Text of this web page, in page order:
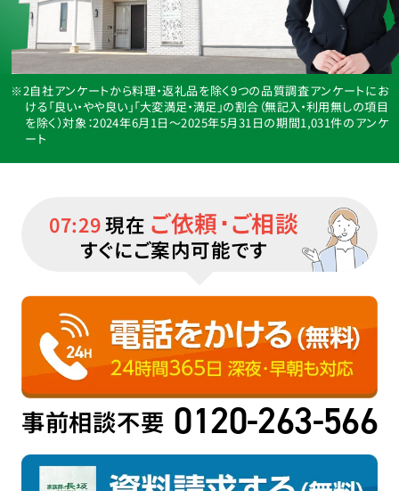
※2自社アンケートから料理・返礼品を除く9つの品質調査アンケートにお
ける「良い・やや良い」「大変満足・満足」の割合（無記入・利用無しの項目
を除く）対象：2024年6月1日〜2025年5月31日の期間1,031件のアンケ
ート
07:29現在 ご依頼･ご相談
すぐにご案内可能です
事前相談不要 0120-263-566